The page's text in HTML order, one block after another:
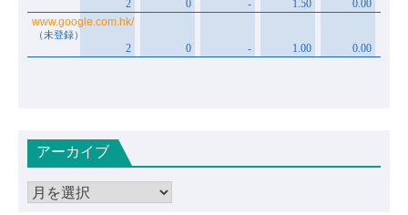
アーカイブ
ア